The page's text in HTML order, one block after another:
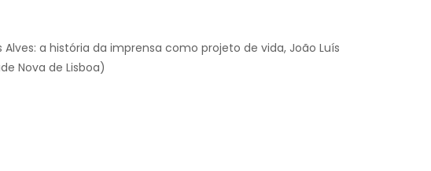
Alves: a história da imprensa como projeto de vida, João Luís
Nova de Lisboa)